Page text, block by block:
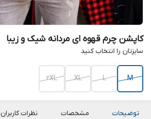
کاپشن چرم قهوه ای مردانه شیک و زیبا
سایزتان را انتخاب کنید
M
L
XL
2XL
توضیحات مشخصات نظرات کاربران